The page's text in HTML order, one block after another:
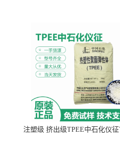
注塑级 挤出级TPEE中石化仪